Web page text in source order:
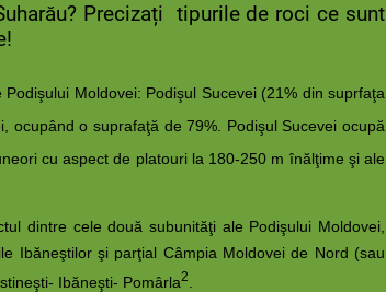
Precizați tipurile de roci ce sunt
Moldovei: Podişul Sucevei (21% din suprfaţa
ocupând o suprafaţă de 79%. Podişul Sucevei ocupă
cu aspect de platouri la 180-250 m înălţime şi ale
cele două subunităţi ale Podişului Moldovei,
Ibăneştilor şi parţial Câmpia Moldovei de Nord (sau
Ibăneşti- Pomârla2